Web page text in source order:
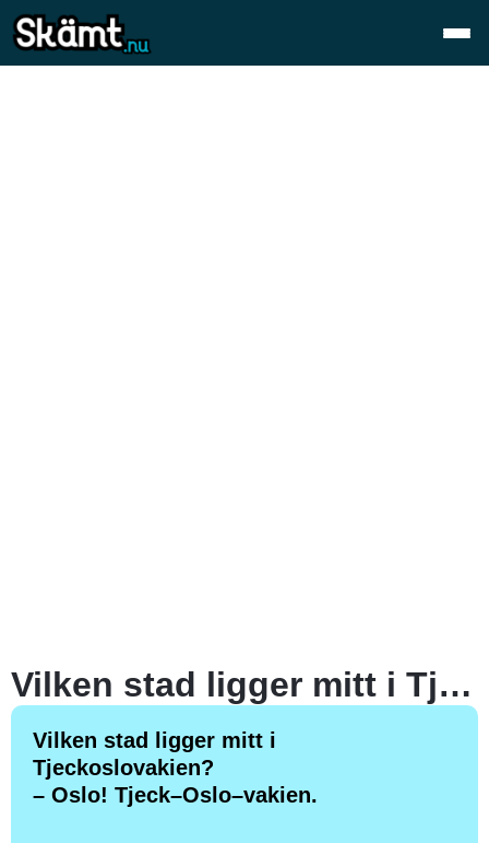
Vilken stad ligger mitt i Tjeckoslovakien?
Vilken stad ligger mitt i
Tjeckoslovakien?
– Oslo! Tjeck–Oslo–vakien.